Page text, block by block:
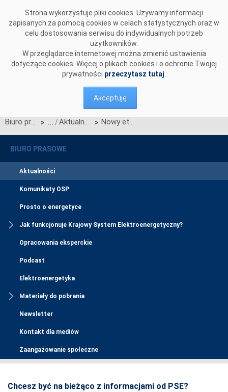
Strona wykorzystuje pliki cookies. Używamy informacji
zapisanych za pomocą cookies w celach statystycznych oraz w
celu dostosowania serwisu do indywidualnych potrzeb
użytkowników.
W przeglądarce internetowej można zmienić ustawienia
dotyczące cookies. Więcej o plikach cookies i o ochronie Twojej
prywatności przeczytasz tutaj
Akceptuję
Biuro prasowe > Aktualności > Nowy etap współpracy PSE z wykonawcami
BIURO PRASOWE
Aktualności
Komunikaty OSP
Prosto o energetyce
Jak funkcjonuje Krajowy System Elektroenergetyczny?
Opracowania eksperckie
Podcast
Elektroenergetyka
Materiały do pobrania
Newsletter
Kontakt dla mediów
Zaangażowanie społeczne
Chcesz być na bieżąco z informacjami od PSE?